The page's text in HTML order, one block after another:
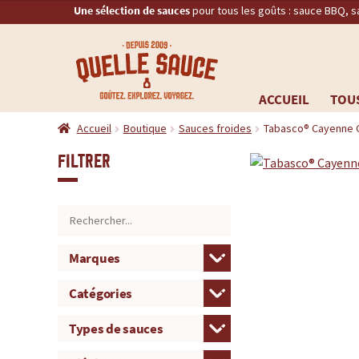
Une sélection de saucespour tous les goûts : sauce BBQ,
Aller
la
navigation
Aller
contenu
e
l
S
a
ACCUEIL
Accueil Boutique Sauces froides Tabasco® Cayenne
Filtrer